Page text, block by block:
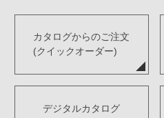
カタログからのご注文
(クイックオーダー)
デジタルカタログ